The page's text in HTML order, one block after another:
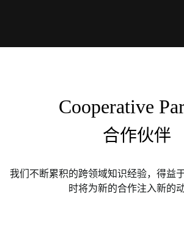
Cooperative
合作伙伴
我们不断累积的跨领域知识经验，得益
时将为新的合作注入新的动